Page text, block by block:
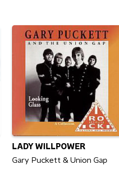
LADY WILLPOWER
Gary Puckett & Union Gap